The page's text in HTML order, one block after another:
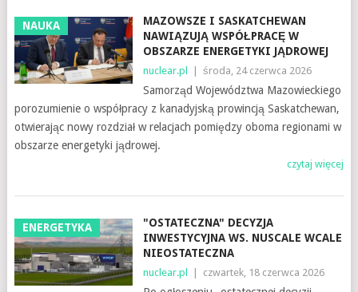
NAUKA
MAZOWSZE I SASKATCHEWAN
NAWIĄZUJĄ WSPÓŁPRACĘ W
OBSZARZE ENERGETYKI JĄDROWEJ
nuclear.pl środa, 24 czerwca 2026
Samorząd Województwa Mazowieckiego
porozumienie o współpracy z kanadyjską prowincją Saskatchewan,
otwierając nowy rozdział w relacjach pomiędzy oboma regionami w
obszarze energetyki jądrowej.
czytaj więcej
ENERGETYKA
"OSTATECZNA" DECYZJA
INWESTYCYJNA WS. NUSCALE WCALE
NIEOSTATECZNA
nuclear.pl czwartek, 18 czerwca 2026